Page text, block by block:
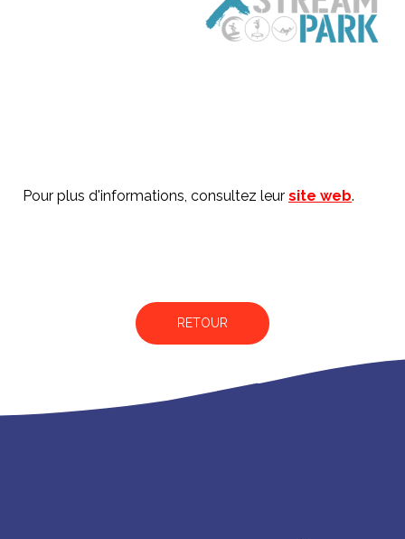
Pour plus d'informations, consultez leur site web.
RETOUR